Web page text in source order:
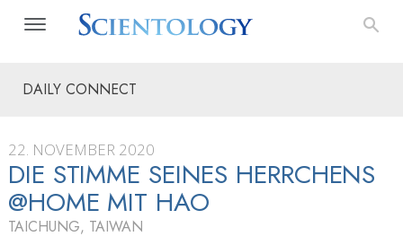
DAILY CONNECT
22. NOVEMBER 2020
DIE STIMME SEINES HERRCHENS
@HOME MIT HAO
TAICHUNG, TAIWAN